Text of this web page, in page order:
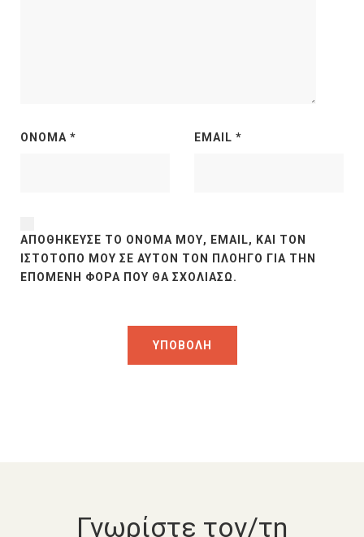
ΌΝΟΜΑ * EMAIL *
ΑΠΟΘΉΚΕΥΣΕ ΤΟ ΌΝΟΜΆ ΜΟΥ, EMAIL, ΚΑΙ ΤΟΝ
ΙΣΤΌΤΟΠΟ ΜΟΥ ΣΕ ΑΥΤΌΝ ΤΟΝ ΠΛΟΗΓΌ ΓΙΑ ΤΗΝ
ΕΠΌΜΕΝΗ ΦΟΡΆ ΠΟΥ ΘΑ ΣΧΟΛΙΆΣΩ.
Γνωρίστε τον/τη